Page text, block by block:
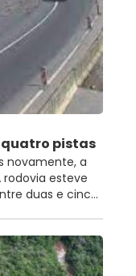
quatro pistas
novamente, a
esteve
duas e cinc...